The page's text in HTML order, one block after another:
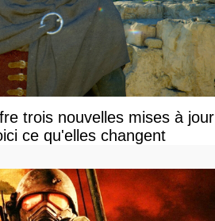
trois nouvelles mises à jour
ce qu'elles changent